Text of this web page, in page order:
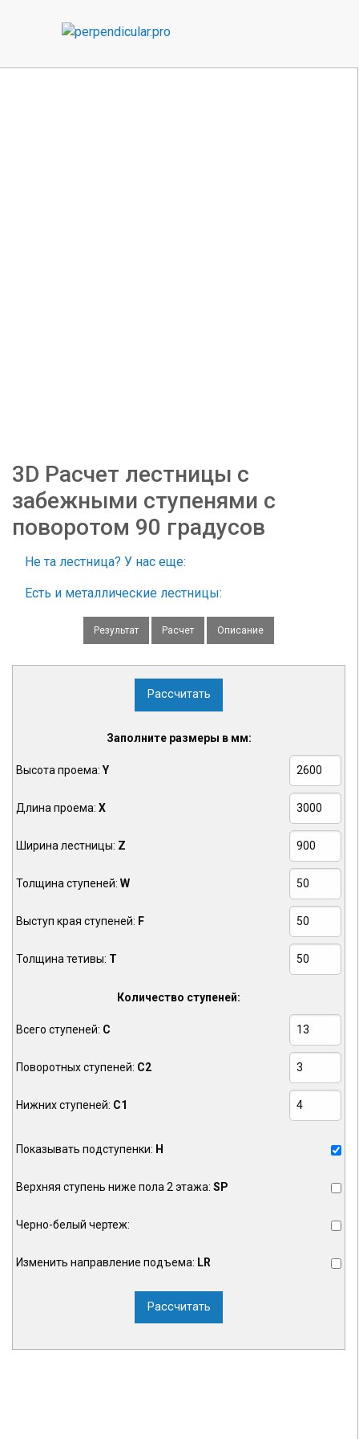
3D Расчет лестницы с
забежными ступенями с
поворотом 90 градусов
Не та лестница? У нас еще:
Есть и металлические лестницы:
Результат Расчет Описание
Рассчитать
Заполните размеры в мм:
Высота проема: Y
Длина проема: X
Ширина лестницы: Z
Толщина ступеней: W
Выступ края ступеней: F
Толщина тетивы: T
Количество ступеней:
Всего ступеней: C
Поворотных ступеней: C2
Нижних ступеней: C1
Показывать подступенки: H
Верхняя ступень ниже пола 2 этажа: SP
Черно-белый чертеж:
Изменить направление подъема: LR
Рассчитать